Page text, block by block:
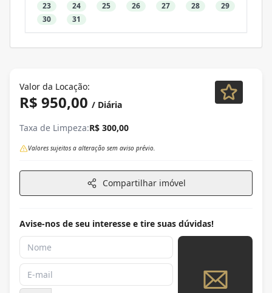
23
24 25 26 27 28
29
30
31
Valor da Locação:
R$ 950,00 / Diária
Taxa de Limpeza:R$ 300,00
Valores sujeitos a alteração sem aviso prévio.
Compartilhar imóvel
Avise-nos de seu interesse e tire suas dúvidas!